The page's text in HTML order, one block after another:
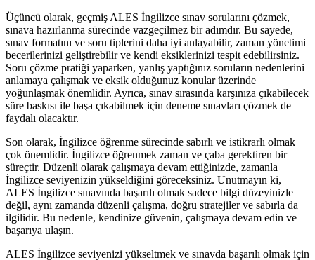
Üçüncü olarak, geçmiş ALES İngilizce sınav sorularını çözmek,
sınava hazırlanma sürecinde vazgeçilmez bir adımdır. Bu sayede,
sınav formatını ve soru tiplerini daha iyi anlayabilir, zaman yönetimi
becerilerinizi geliştirebilir ve kendi eksiklerinizi tespit edebilirsiniz.
Soru çözme pratiği yaparken, yanlış yaptığınız soruların nedenlerini
anlamaya çalışmak ve eksik olduğunuz konular üzerinde
yoğunlaşmak önemlidir. Ayrıca, sınav sırasında karşınıza çıkabilecek
süre baskısı ile başa çıkabilmek için deneme sınavları çözmek de
faydalı olacaktır.
Son olarak, İngilizce öğrenme sürecinde sabırlı ve istikrarlı olmak
çok önemlidir. İngilizce öğrenmek zaman ve çaba gerektiren bir
süreçtir. Düzenli olarak çalışmaya devam ettiğinizde, zamanla
İngilizce seviyenizin yükseldiğini göreceksiniz. Unutmayın ki,
ALES İngilizce sınavında başarılı olmak sadece bilgi düzeyinizle
değil, aynı zamanda düzenli çalışma, doğru stratejiler ve sabırla da
ilgilidir. Bu nedenle, kendinize güvenin, çalışmaya devam edin ve
başarıya ulaşın.
ALES İngilizce seviyenizi yükseltmek ve sınavda başarılı olmak için